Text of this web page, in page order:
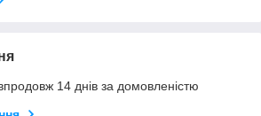
14 днів за домовленістю